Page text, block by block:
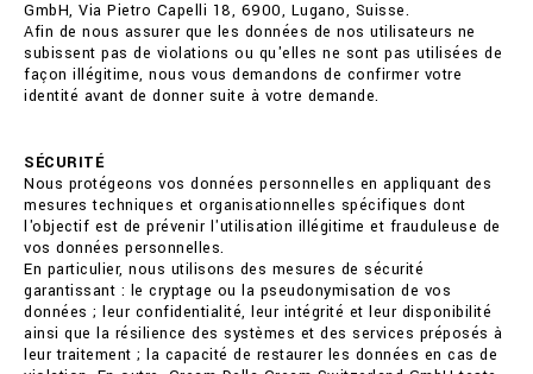
GmbH, Via Pietro Capelli 18, 6900, Lugano, Suisse.
Afin de nous assurer que les données de nos utilisateurs ne
subissent pas de violations ou qu'elles ne sont pas utilisées de
façon illégitime, nous vous demandons de confirmer votre
identité avant de donner suite à votre demande.
SÉCURITÉ
Nous protégeons vos données personnelles en appliquant des
mesures techniques et organisationnelles spécifiques dont
l'objectif est de prévenir l'utilisation illégitime et frauduleuse de
vos données personnelles.
En particulier, nous utilisons des mesures de sécurité
garantissant : le cryptage ou la pseudonymisation de vos
données ; leur confidentialité, leur intégrité et leur disponibilité
ainsi que la résilience des systèmes et des services préposés à
leur traitement ; la capacité de restaurer les données en cas de